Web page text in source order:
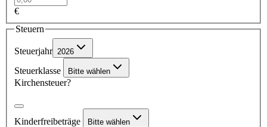
€
Steuern
Steuerjahr 2026
Steuerklasse Bitte wählen
Kirchensteuer?
Kinderfreibeträge Bitte wählen